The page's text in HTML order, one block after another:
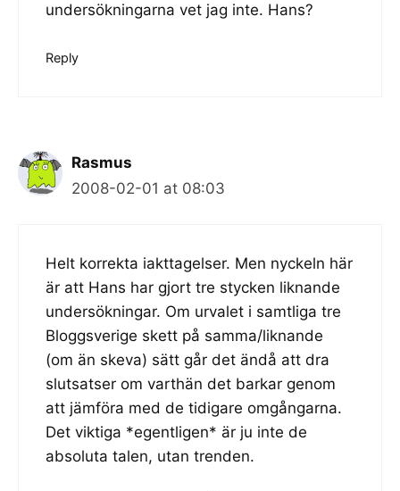
undersökningarna vet jag inte. Hans?
Reply
Rasmus
2008-02-01 at 08:03
Helt korrekta iakttagelser. Men nyckeln här
är att Hans har gjort tre stycken liknande
undersökningar. Om urvalet i samtliga tre
Bloggsverige skett på samma/liknande
(om än skeva) sätt går det ändå att dra
slutsatser om varthän det barkar genom
att jämföra med de tidigare omgångarna.
Det viktiga *egentligen* är ju inte de
absoluta talen, utan trenden.